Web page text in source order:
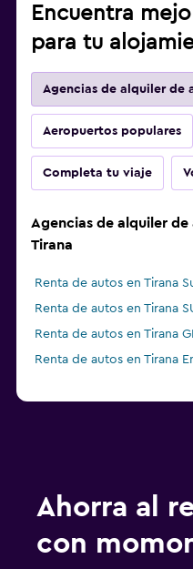
Encuentra
para tu
Agencias de alquiler de
Aeropuertos populares
Completa tu viaje
Agencias de alquiler
Tirana
Renta de autos en Tirana
Renta de autos en Tirana
Renta de autos en Tirana
Renta de autos en Tirana
Ahorra al
con